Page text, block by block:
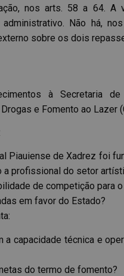
nos arts. 58 a 64. A
Não há,
sobre os dois
à Secretaria de
e Fomento ao Lazer
Piauiense de Xadrez foi
a profissional do setor
de competição para
em favor do Estado?
a capacidade técnica e
do termo de fomento?